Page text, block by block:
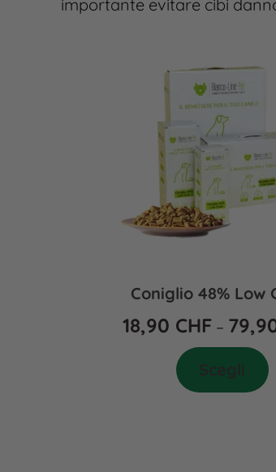
importante evitare cibi
Coniglio 48% Low
18,90 CHF –